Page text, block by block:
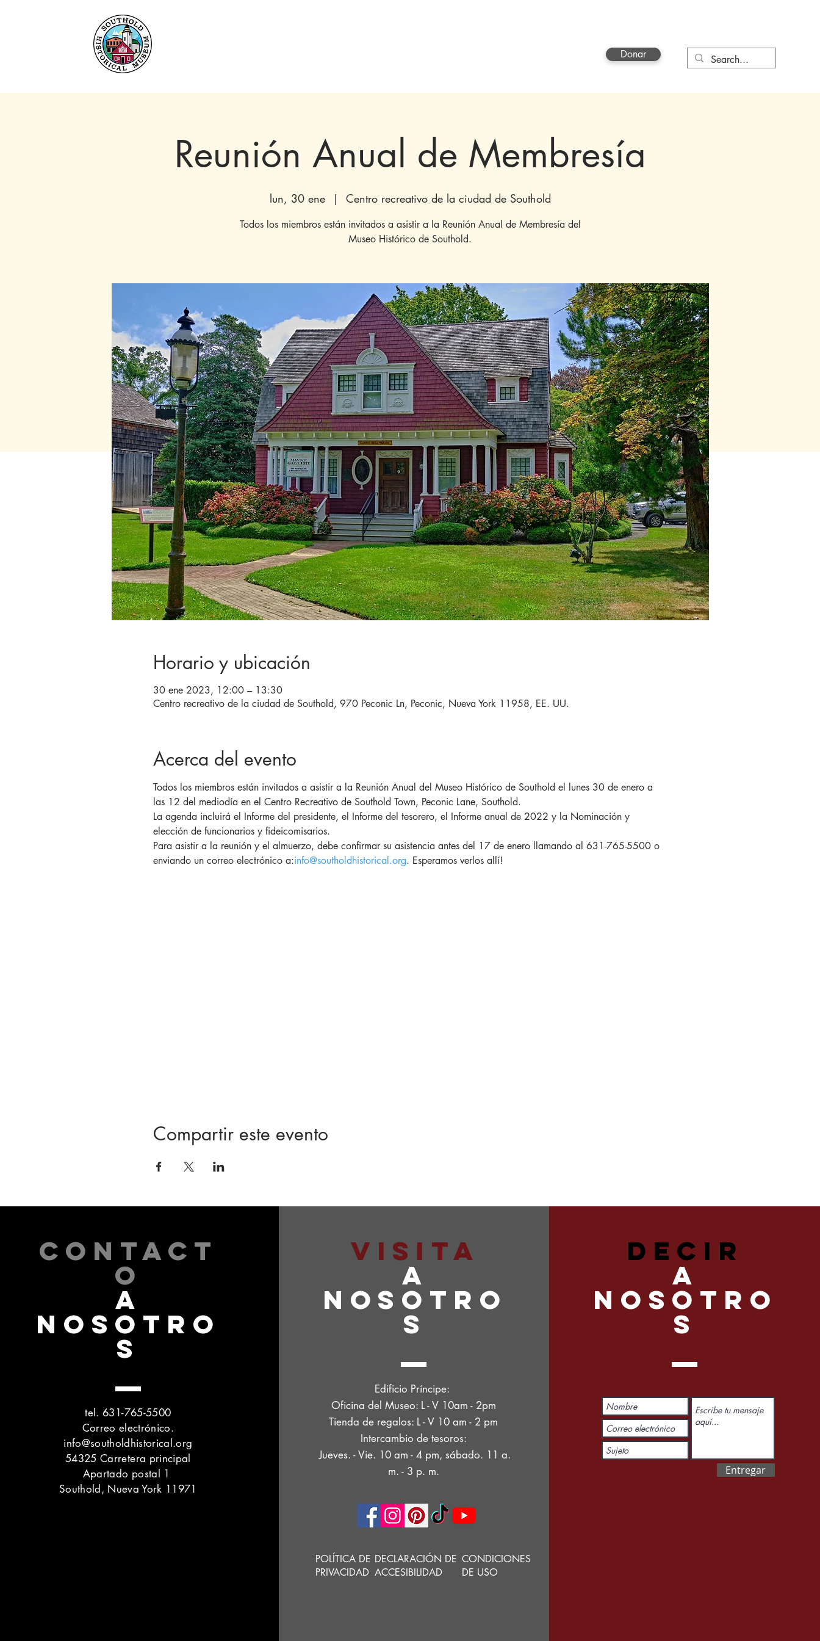
Donar
Reunión Anual de Membresía
lun, 30 ene
  |
Centro recreativo de la ciudad de Southold
Todos los miembros están invitados a asistir a la Reunión Anual de Membresía del
Museo Histórico de Southold.
Horario y ubicación
30 ene 2023, 12:00 – 13:30
Centro recreativo de la ciudad de Southold, 970 Peconic Ln, Peconic, Nueva York 11958, EE. UU.
Acerca del evento
Todos los miembros están invitados a asistir a la Reunión Anual del Museo Histórico de Southold el lunes 30 de enero a
las 12 del mediodía en el Centro Recreativo de Southold Town, Peconic Lane, Southold.
La agenda incluirá el Informe del presidente, el Informe del tesorero, el Informe anual de 2022 y la Nominación y
elección de funcionarios y fideicomisarios.
Para asistir a la reunión y el almuerzo, debe confirmar su asistencia antes del 17 de enero llamando al 631-765-5500 o
enviando un correo electrónico a:info@southoldhistorical.org. Esperamos verlos allí!
Compartir este evento
CONTACT
O
A
NOSOTRO
S
tel. 631-765-5500
Correo electrónico.
info@southoldhistorical.org
54325 Carretera principal
Apartado postal 1
Southold, Nueva York 11971
VISITA
A
NOSOTRO
S
Edificio Príncipe:
Oficina del Museo: L - V 10am - 2pm
Tienda de regalos: L - V 10 am - 2 pm
Intercambio de tesoros:
Jueves. - Vie. 10 am - 4 pm, sábado. 11 a.
m. - 3 p. m.
POLÍTICA DE
PRIVACIDAD
DECLARACIÓN DE
ACCESIBILIDAD
CONDICIONES
DE USO
DECIR
A
NOSOTRO
S
Entregar